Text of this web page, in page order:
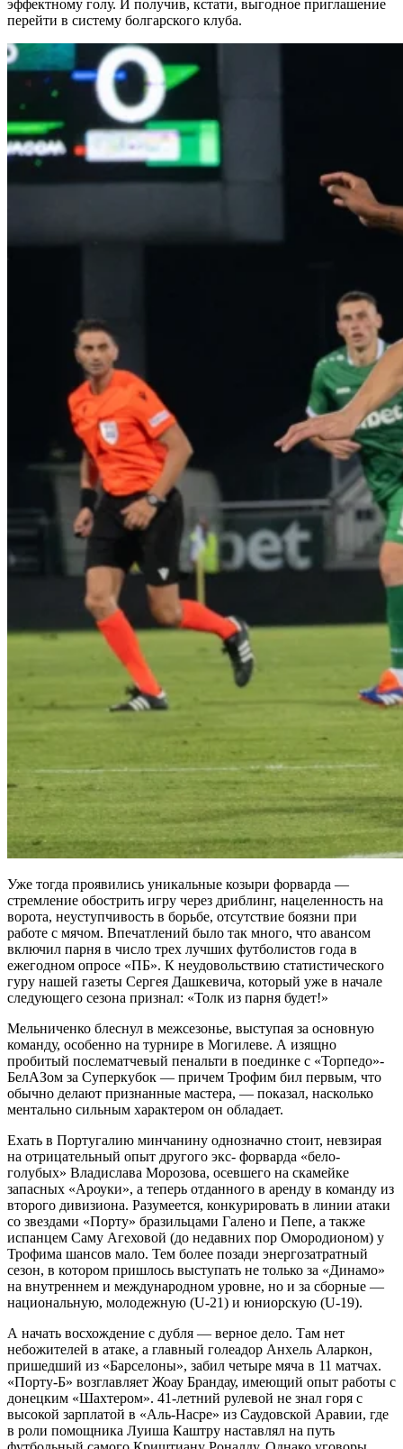
эффектному голу. И получив, кстати, выгодное приглашение
перейти в систему болгарского клуба.
Уже тогда проявились уникальные козыри форварда —
стремление обострить игру через дриблинг, нацеленность на
ворота, неуступчивость в борьбе, отсутствие боязни при
работе с мячом. Впечатлений было так много, что авансом
включил парня в число трех лучших футболистов года в
ежегодном опросе «ПБ». К неудовольствию статистического
гуру нашей газеты Сергея Дашкевича, который уже в начале
следующего сезона признал: «Толк из парня будет!»
Мельниченко блеснул в межсезонье, выступая за основную
команду, особенно на турнире в Могилеве. А изящно
пробитый послематчевый пенальти в поединке с «Торпедо»-
БелАЗом за Суперкубок — причем Трофим бил первым, что
обычно делают признанные мастера, — показал, насколько
ментально сильным характером он обладает.
Ехать в Португалию минчанину однозначно стоит, невзирая
на отрицательный опыт другого экс- форварда «бело-
голубых» Владислава Морозова, осевшего на скамейке
запасных «Ароуки», а теперь отданного в аренду в команду из
второго дивизиона. Разумеется, конкурировать в линии атаки
со звездами «Порту» бразильцами Галено и Пепе, а также
испанцем Саму Агеховой (до недавних пор Омородионом) у
Трофима шансов мало. Тем более позади энергозатратный
сезон, в котором пришлось выступать не только за «Динамо»
на внутреннем и международном уровне, но и за сборные —
национальную, молодежную (U-21) и юниорскую (U-19).
А начать восхождение с дубля — верное дело. Там нет
небожителей в атаке, а главный голеадор Анхель Аларкон,
пришедший из «Барселоны», забил четыре мяча в 11 матчах.
«Порту-Б» возглавляет Жоау Брандау, имеющий опыт работы с
донецким «Шахтером». 41-летний рулевой не знал горя с
высокой зарплатой в «Аль-Насре» из Саудовской Аравии, где
в роли помощника Луиша Каштру наставлял на путь